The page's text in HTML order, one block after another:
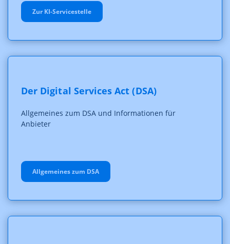
Zur KI-Servicestelle
Der Digital Services Act (DSA)
Allgemeines zum DSA und Informationen für
Anbieter
Allgemeines zum DSA